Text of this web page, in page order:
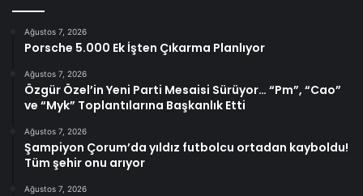
Ağustos 7, 2026
Porsche 5.000 Ek İşten Çıkarma Planlıyor
Ağustos 7, 2026
Özgür Özel’in Yeni Parti Mesaisi Sürüyor… “Pm”, “Cao”
ve “Myk” Toplantılarına Başkanlık Etti
Ağustos 7, 2026
Şampiyon Çorum’da yıldız futbolcu ortadan kayboldu!
Tüm şehir onu arıyor
Ağustos 7, 2026